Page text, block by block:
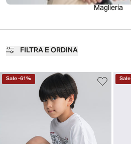
Maglieria
FILTRA E ORDINA
Sale-61% Sale